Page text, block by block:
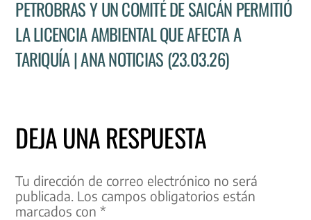
PETROBRAS Y UN COMITÉ DE SAICÁN PERMITIÓ
LA LICENCIA AMBIENTAL QUE AFECTA A
TARIQUÍA | ANA NOTICIAS (23.03.26)
DEJA UNA RESPUESTA
Tu dirección de correo electrónico no será
publicada. Los campos obligatorios están
marcados con*